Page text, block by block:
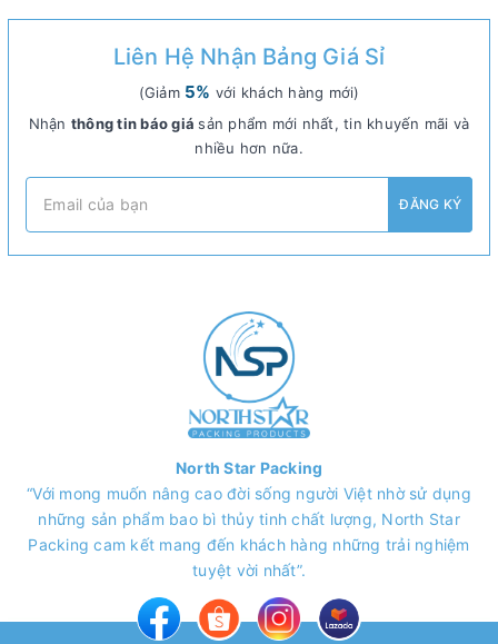
Liên Hệ Nhận Bảng Giá Sỉ
(Giảm 5% với khách hàng mới)
Nhận thông tin báo giásản phẩm mới nhất, tin khuyến mãi và
nhiều hơn nữa.
ĐĂNG KÝ
North Star Packing
“Với mong muốn nâng cao đời sống người Việt nhờ sử dụng
những sản phẩm bao bì thủy tinh chất lượng, North Star
Packing cam kết mang đến khách hàng những trải nghiệm
tuyệt vời nhất”.